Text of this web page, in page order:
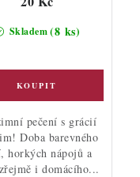
Skladem(8 ks)
pečení s grácií
Doba barevného
horkých nápojů a
i domácího...